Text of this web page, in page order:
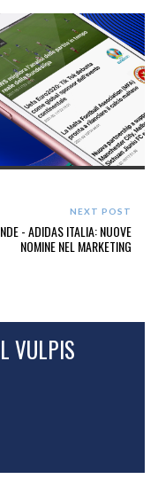
NEXT POST
- ADIDAS ITALIA: NUOVE
NOMINE NEL MARKETING
VULPIS